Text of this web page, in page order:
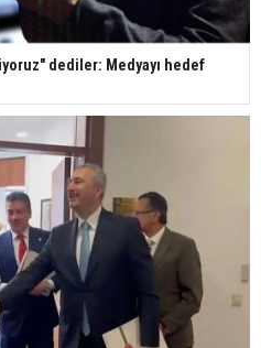
dediler: Medyayı hedef